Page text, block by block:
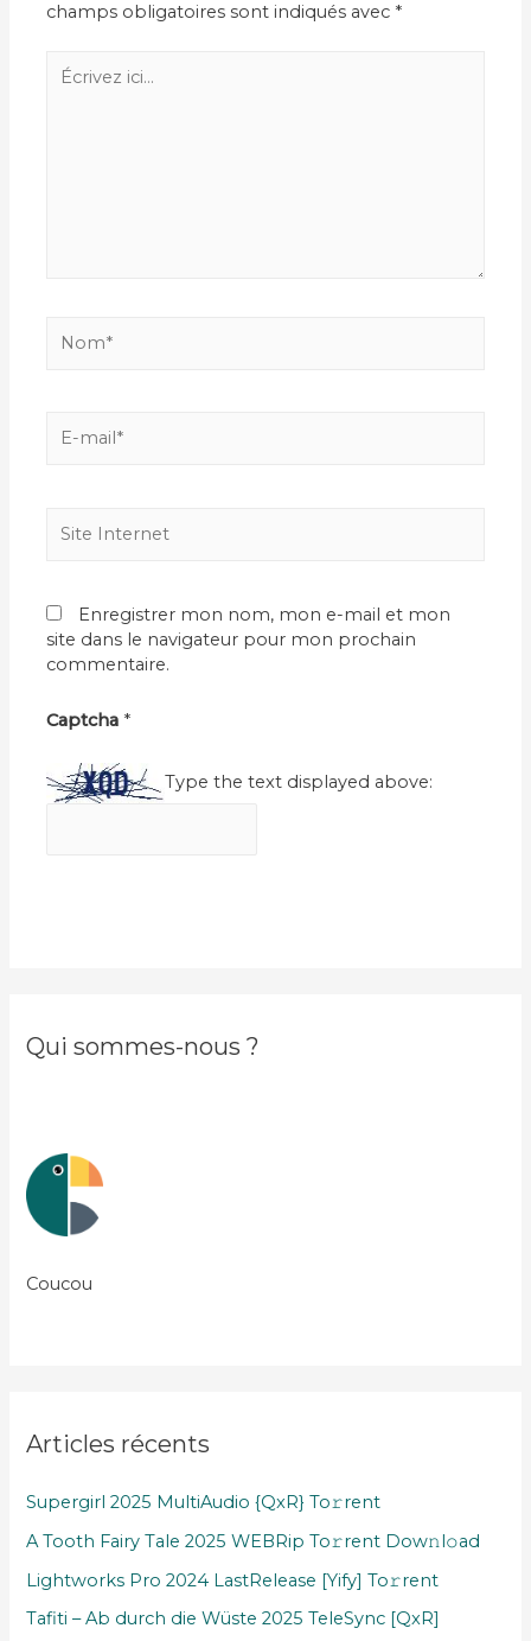
champs obligatoires sont indiqués avec *
Écrivez
ici…
mail*
Internet
Enregistrer mon nom, mon e-mail et mon
site dans le navigateur pour mon prochain
commentaire.
Captcha *
Type the text displayed above:
Qui sommes-nous ?
Coucou
Articles récents
Supergirl 2025 MultiAudio {QxR} To𝚛rent
A Tooth Fairy Tale 2025 WEBRip To𝚛rent Dow𝚗l𝚘ad
Lightworks Pro 2024 LastRelease [Yify] To𝚛rent
Tafiti – Ab durch die Wüste 2025 TeleSync [QxR]